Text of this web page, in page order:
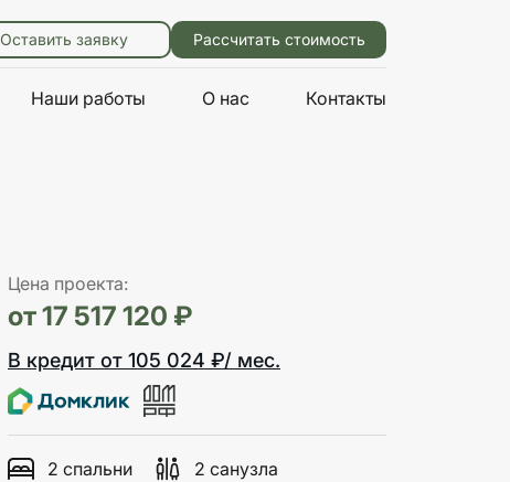
Оставить заявку Рассчитать стоимость
Наши работы О нас Контакты
Цена проекта:
от 17 517 120 ₽
В кредит от 105 024 ₽/ мес.
2 спальни
2 санузла